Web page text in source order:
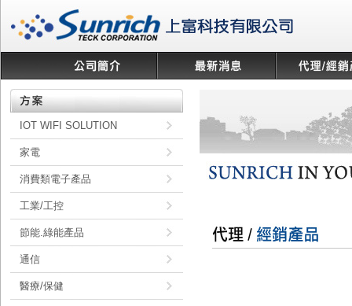
IOT WIFI SOLUTION
家電
消費類電子產品
工業/工控
節能.綠能產品
通信
醫療/保健